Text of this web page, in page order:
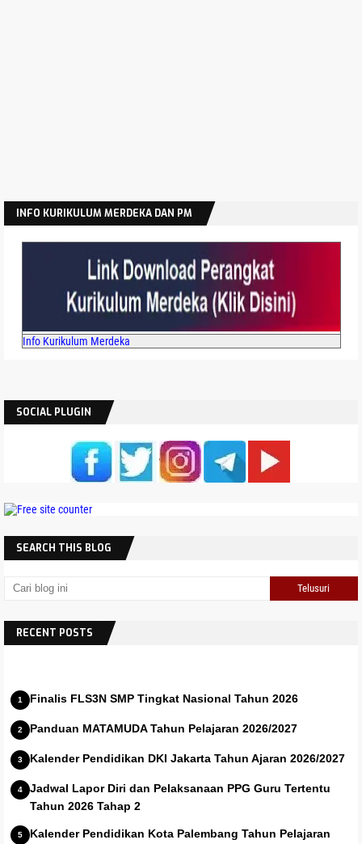
INFO KURIKULUM MERDEKA DAN PM
Info Kurikulum Merdeka
SOCIAL PLUGIN
SEARCH THIS BLOG
RECENT POSTS
Finalis FLS3N SMP Tingkat Nasional Tahun 2026
Panduan MATAMUDA Tahun Pelajaran 2026/2027
Kalender Pendidikan DKI Jakarta Tahun Ajaran 2026/2027
Jadwal Lapor Diri dan Pelaksanaan PPG Guru Tertentu
Tahun 2026 Tahap 2
Kalender Pendidikan Kota Palembang Tahun Pelajaran